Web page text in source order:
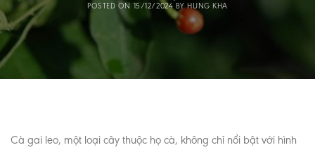
POSTED ON 15/12/2024BYHUNG KHA
Cà gai leo, một loại cây thuộc họ cà, không chỉ nổi bật với hình